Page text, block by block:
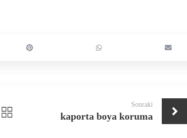
Sonraki
kaporta boya koruma